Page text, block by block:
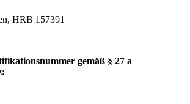
HRB 157391
gemäß § 27 a